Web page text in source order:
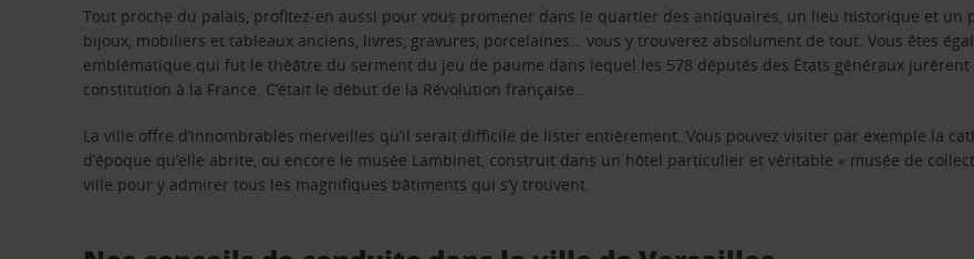
Tout proche du palais, profitez-en aussi pour vous promener dans le quartier des antiquaires, un lieu historique et un
bijoux, mobiliers et tableaux anciens, livres, gravures, porcelaines… vous y trouverez absolument de tout. Vous êtes
emblématique qui fut le théâtre du serment du jeu de paume dans lequel les 578 députés des États généraux jurèrent
constitution à la France. C’était le début de la Révolution française…
La ville offre d’innombrables merveilles qu’il serait difficile de lister entièrement. Vous pouvez visiter par exemple la
d’époque qu’elle abrite, ou encore le musée Lambinet, construit dans un hôtel particulier et véritable « musée de
ville pour y admirer tous les magnifiques bâtiments qui s’y trouvent.